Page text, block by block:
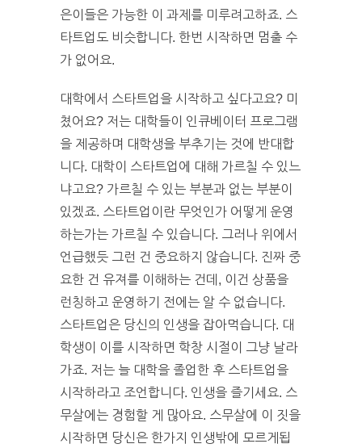
은이들은 가능한 이 과제를 미루려고하죠. 스
타트업도 비슷합니다. 한번 시작하면 멈출 수
가 없어요.
대학에서 스타트업을 시작하고 싶다고요? 미
쳤어요? 저는 대학들이 인큐베이터 프로그램
을 제공하며 대학생을 부추기는 것에 반대합
니다. 대학이 스타트업에 대해 가르칠 수 있느
냐고요? 가르칠 수 있는 부분과 없는 부분이
있겠죠. 스타트업이란 무엇인가 어떻게 운영
하는가는 가르칠 수 있습니다. 그러나 위에서
언급했듯 그런 건 중요하지 않습니다. 진짜 중
요한 건 유져를 이해하는 건데, 이건 상품을
런칭하고 운영하기 전에는 알 수 없습니다.
스타트업은 당신의 인생을 잡아먹습니다. 대
학생이 이를 시작하면 학창 시절이 그냥 날라
가죠. 저는 늘 대학을 졸업한 후 스타트업을
시작하라고 조언합니다. 인생을 즐기세요. 스
무살에는 경험할 게 많아요. 스무살에 이 짓을
시작하면 당신은 한가지 인생밖에 모르게됩